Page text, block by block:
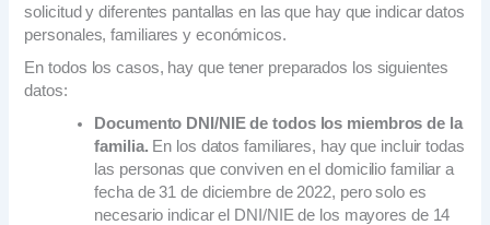
solicitud y diferentes pantallas en las que hay que indicar datos
personales, familiares y económicos.
En todos los casos, hay que tener preparados los siguientes
datos:
Documento DNI/NIE de todos los miembros de la
familia. En los datos familiares, hay que incluir todas
las personas que conviven en el domicilio familiar a
fecha de 31 de diciembre de 2022, pero solo es
necesario indicar el DNI/NIE de los mayores de 14